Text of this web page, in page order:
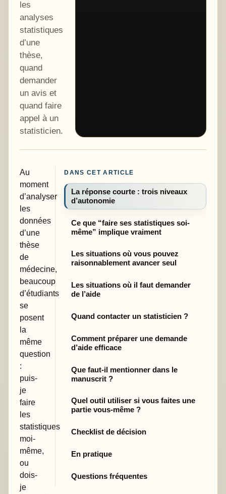
les
analyses
statistiques
d’une
thèse,
quand
demander
un avis et
quand faire
appel à un
statisticien.
Au
moment
d’analyser
les
données
d’une
thèse
de
médecine,
beaucoup
d’étudiants
se
posent
la
même
question
:
puis-
je
faire
les
statistiques
moi-
même,
ou
dois-
je
DANS CET ARTICLE
La réponse courte : trois niveaux
d’autonomie
Ce que “faire ses statistiques soi-
même” implique vraiment
Les situations où vous pouvez
raisonnablement avancer seul
Les situations où il faut demander
de l’aide
Quand contacter un statisticien ?
Comment préparer une demande
d’aide efficace
Que faut-il mentionner dans le
manuscrit ?
Quel outil utiliser si vous faites une
partie vous-même ?
Checklist de décision
En pratique
Questions fréquentes